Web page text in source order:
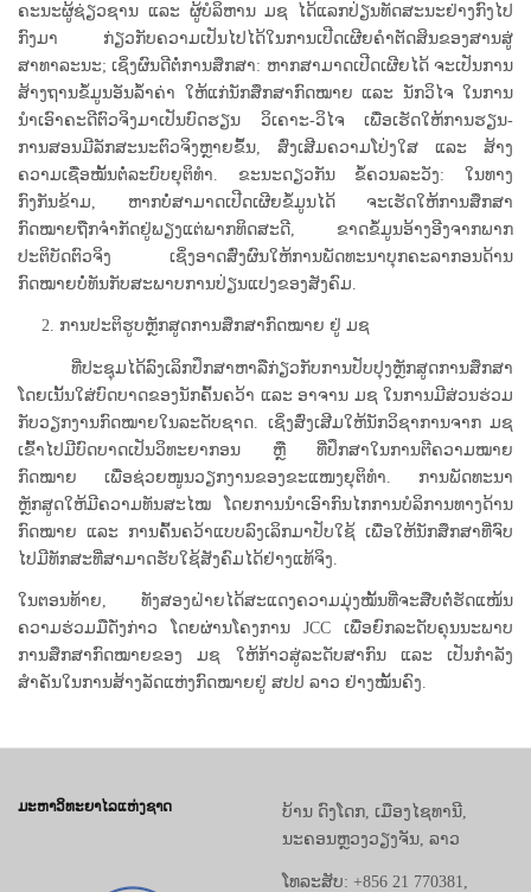
ຄະນະຜູ້ຊ່ຽວຊານ ແລະ ຜູ້ບໍລິຫານ ມຊ ໄດ້ແລກປ່ຽນທັດສະນະຢ່າງກົງໄປ
ກົງມາ ກ່ຽວກັບຄວາມເປັນໄປໄດ້ໃນການເປີດເຜີຍຄຳຕັດສິນຂອງສານສູ່
ສາທາລະນະ; ເຊິ່ງຜົນດີຕໍ່ການສຶກສາ: ຫາກສາມາດເປີດເຜີຍໄດ້ ຈະເປັນການ
ສ້າງຖານຂໍ້ມູນອັນລ້ຳຄ່າ ໃຫ້ແກ່ນັກສຶກສາກົດໝາຍ ແລະ ນັກວິໄຈ ໃນການ
ນຳເອົາຄະດີຕົວຈິງມາເປັນບົດຮຽນ ວິເຄາະ-ວິໄຈ ເພື່ອເຮັດໃຫ້ການຮຽນ-
ການສອນມີລັກສະນະຕົວຈິງຫຼາຍຂຶ້ນ, ສົ່ງເສີມຄວາມໂປ່ງໃສ ແລະ ສ້າງ
ຄວາມເຊື່ອໝັ້ນຕໍ່ລະບົບຍຸຕິທຳ. ຂະນະດຽວກັນ ຂໍ້ຄວນລະວັງ: ໃນທາງ
ກົງກັນຂ້າມ, ຫາກບໍ່ສາມາດເປີດເຜີຍຂໍ້ມູນໄດ້ ຈະເຮັດໃຫ້ການສຶກສາ
ກົດໝາຍຖືກຈຳກັດຢູ່ພຽງແຕ່ພາກທິດສະດີ, ຂາດຂໍ້ມູນອ້າງອີງຈາກພາກ
ປະຕິບັດຕົວຈິງ ເຊິ່ງອາດສົ່ງຜົນໃຫ້ການພັດທະນາບຸກຄະລາກອນດ້ານ
ກົດໝາຍບໍ່ທັນກັບສະພາບການປ່ຽນແປງຂອງສັງຄົມ.
2. ການປະຕິຮູບຫຼັກສູດການສຶກສາກົດໝາຍ ຢູ່ ມຊ
ທີ່ປະຊຸມໄດ້ລົງເລິກປຶກສາຫາລືກ່ຽວກັບການປັບປຸງຫຼັກສູດການສຶກສາ
ໂດຍເນັ້ນໃສ່ບົດບາດຂອງນັກຄົ້ນຄວ້າ ແລະ ອາຈານ ມຊ ໃນການມີສ່ວນຮ່ວມ
ກັບວຽກງານກົດໝາຍໃນລະດັບຊາດ. ເຊິ່ງສົ່ງເສີມໃຫ້ນັກວິຊາການຈາກ ມຊ
ເຂົ້າໄປມີບົດບາດເປັນວິທະຍາກອນ ຫຼື ທີ່ປຶກສາໃນການຕີຄວາມໝາຍ
ກົດໝາຍ ເພື່ອຊ່ວຍໜູນວຽກງານຂອງຂະແໜງຍຸຕິທຳ. ການພັດທະນາ
ຫຼັກສູດໃຫ້ມີຄວາມທັນສະໄໝ ໂດຍການນຳເອົາກົນໄກການບໍລິການທາງດ້ານ
ກົດໝາຍ ແລະ ການຄົ້ນຄວ້າແບບລົງເລິກມາປັບໃຊ້ ເພື່ອໃຫ້ນັກສຶກສາທີ່ຈົບ
ໄປມີທັກສະທີ່ສາມາດຮັບໃຊ້ສັງຄົມໄດ້ຢ່າງແທ້ຈິງ.
ໃນຕອນທ້າຍ, ທັງສອງຝ່າຍໄດ້ສະແດງຄວາມມຸ່ງໝັ້ນທີ່ຈະສືບຕໍ່ຮັດແໜ້ນ
ຄວາມຮ່ວມມືດັ່ງກ່າວ ໂດຍຜ່ານໂຄງການ JCC ເພື່ອຍົກລະດັບຄຸນນະພາບ
ການສຶກສາກົດໝາຍຂອງ ມຊ ໃຫ້ກ້າວສູ່ລະດັບສາກົນ ແລະ ເປັນກຳລັງ
ສຳຄັນໃນການສ້າງລັດແຫ່ງກົດໝາຍຢູ່ ສປປ ລາວ ຢ່າງໝັ້ນຄົງ.
ມະຫາວິທະຍາໄລແຫ່ງຊາດ
ບ້ານ ດົງໂດກ, ເມືອງໄຊທານີ,
ນະຄອນຫຼວງວຽງຈັນ, ລາວ
ໂທລະສັບ: +856 21 770381,